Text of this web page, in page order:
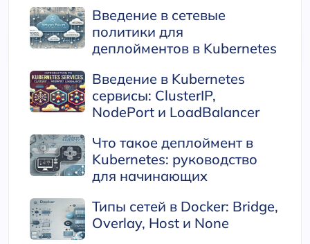
Введение в сетевые
политики для
деплойментов в Kubernetes
Введение в Kubernetes
сервисы: ClusterIP,
NodePort и LoadBalancer
Что такое деплоймент в
Kubernetes: руководство
для начинающих
Типы сетей в Docker: Bridge,
Overlay, Host и None